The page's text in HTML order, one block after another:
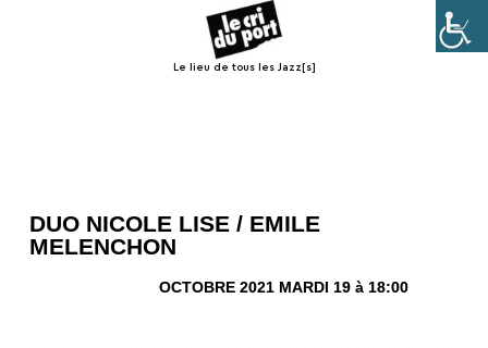
Le lieu de tous les Jazz[s]
DUO NICOLE LISE / EMILE
MELENCHON
OCTOBRE 2021 MARDI 19 à 18:00